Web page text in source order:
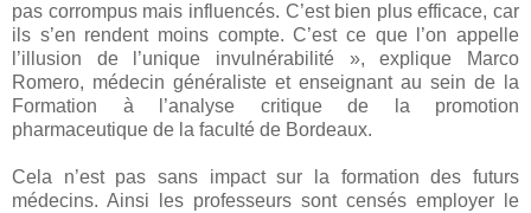
pas corrompus mais influencés. C’est bien plus efficace, car
ils s’en rendent moins compte. C’est ce que l’on appelle
l’illusion de l’unique invulnérabilité », explique Marco
Romero, médecin généraliste et enseignant au sein de la
Formation à l’analyse critique de la promotion
pharmaceutique de la faculté de Bordeaux.
Cela n’est pas sans impact sur la formation des futurs
médecins. Ainsi les professeurs sont censés employer le